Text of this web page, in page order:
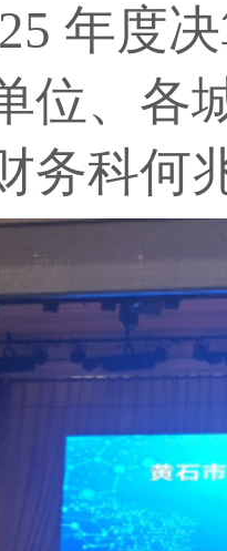
年度
位、各
务科何